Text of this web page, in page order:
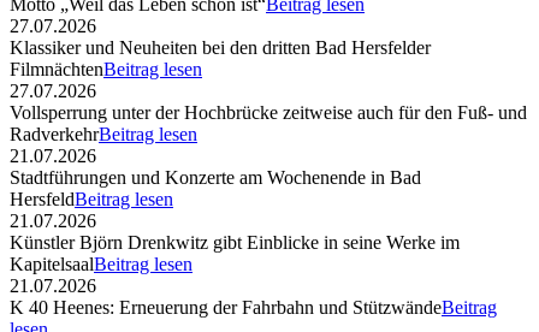
Motto „Weil das Leben schön ist“Beitrag lesen
27.07.2026
Klassiker und Neuheiten bei den dritten Bad Hersfelder
FilmnächtenBeitrag lesen
27.07.2026
Vollsperrung unter der Hochbrücke zeitweise auch für den Fuß- und
RadverkehrBeitrag lesen
21.07.2026
Stadtführungen und Konzerte am Wochenende in Bad
HersfeldBeitrag lesen
21.07.2026
Künstler Björn Drenkwitz gibt Einblicke in seine Werke im
KapitelsaalBeitrag lesen
21.07.2026
K 40 Heenes: Erneuerung der Fahrbahn und StützwändeBeitrag